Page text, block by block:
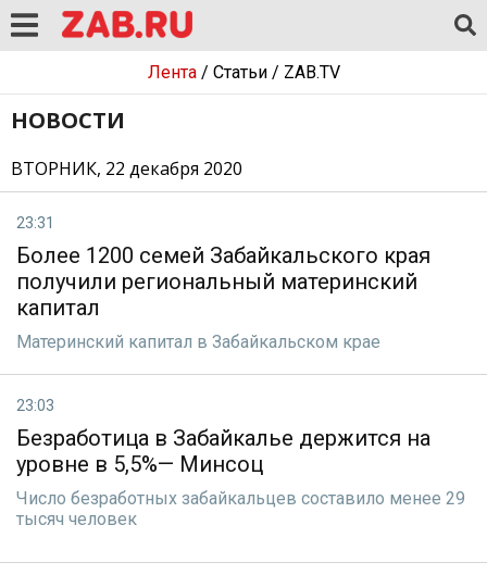
Лента/ Статьи/ ZAB.TV
НОВОСТИ
ВТОРНИК, 22 декабря 2020
23:31
Более 1200 семей Забайкальского края
получили региональный материнский
капитал
Материнский капитал в Забайкальском крае
23:03
Безработица в Забайкалье держится на
уровне в 5,5%— Минсоц
Число безработных забайкальцев составило менее 29
тысяч человек